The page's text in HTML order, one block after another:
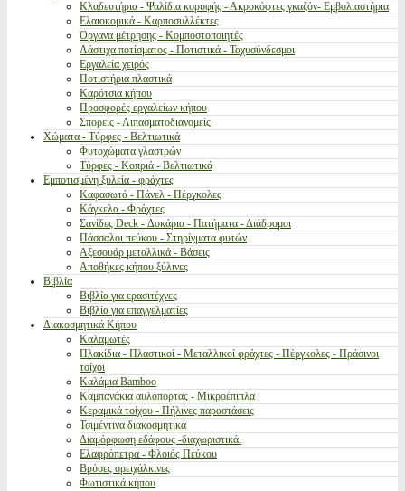
Κλαδευτήρια - Ψαλίδια κορυφής - Ακροκόφτες γκαζόν- Εμβολιαστήρια
Ελαιοκομικά - Καρποσυλλέκτες
Όργανα μέτρησης - Κομποστοποιητές
Λάστιχα ποτίσματος - Ποτιστικά - Ταχυσύνδεσμοι
Εργαλεία χειρός
Ποτιστήρια πλαστικά
Καρότσια κήπου
Προσφορές εργαλείων κήπου
Σπορείς - Λιπασματοδιανομείς
Χώματα - Τύρφες - Βελτιωτικά
Φυτοχώματα γλαστρών
Τύρφες - Κοπριά - Βελτιωτικά
Εμποτισμένη ξυλεία - φράχτες
Καφασωτά - Πάνελ - Πέργκολες
Κάγκελα - Φράχτες
Σανίδες Deck - Δοκάρια - Πατήματα - Διάδρομοι
Πάσσαλοι πεύκου - Στηρίγματα φυτών
Αξεσουάρ μεταλλικά - Βάσεις
Αποθήκες κήπου ξύλινες
Βιβλία
Βιβλία για ερασιτέχνες
Βιβλία για επαγγελματίες
Διακοσμητικά Κήπου
Καλαμωτές
Πλακίδια - Πλαστικοί - Μεταλλικοί φράχτες - Πέργκολες - Πράσινοι
τοίχοι
Καλάμια Bamboo
Καμπανάκια αυλόπορτας - Μικροέπιπλα
Κεραμικά τοίχου - Πήλινες παραστάσεις
Τσιμέντινα διακοσμητικά
Διαμόρφωση εδάφους -διαχωριστικά.
Ελαφρόπετρα - Φλοιός Πεύκου
Βρύσες ορειχάλκινες
Φωτιστικά κήπου